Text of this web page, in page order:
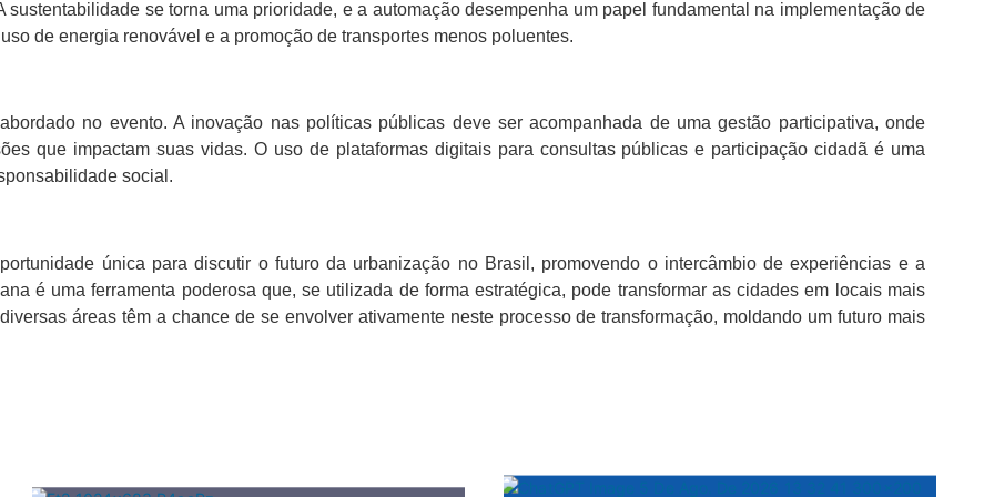
se torna uma prioridade, e a automação desempenha um papel fundamental na implementação de
de energia renovável e a promoção de transportes menos poluentes.
no evento. A inovação nas políticas públicas deve ser acompanhada de uma gestão participativa, onde
que impactam suas vidas. O uso de plataformas digitais para consultas públicas e participação cidadã é uma
social.
única para discutir o futuro da urbanização no Brasil, promovendo o intercâmbio de experiências e a
é uma ferramenta poderosa que, se utilizada de forma estratégica, pode transformar as cidades em locais mais
áreas têm a chance de se envolver ativamente neste processo de transformação, moldando um futuro mais